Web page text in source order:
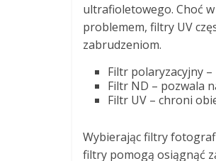
ultrafioletowego. Choć
problemem, filtry UV
zabrudzeniom.
Filtr polaryzacyjny
Filtr ND – pozwala
Filtr UV – chroni
Wybierając filtry
filtry pomogą osiągnąć